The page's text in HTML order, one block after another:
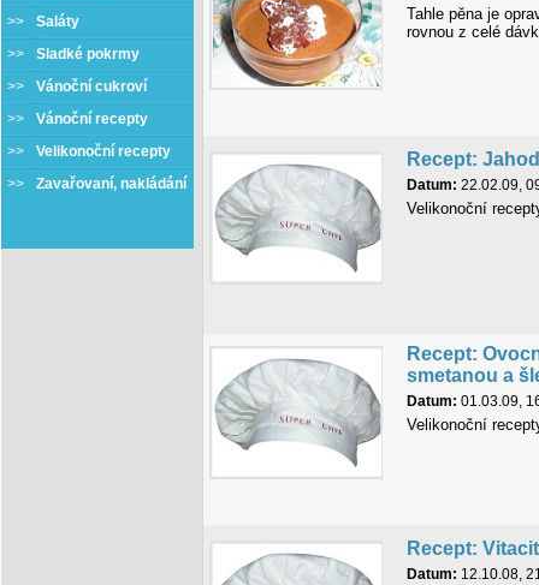
>>
Saláty
>>
Sladké pokrmy
>>
Vánoční cukroví
>>
Vánoční recepty
>>
Velikonoční recepty
>>
Zavařovaní, nakládání
Tahle pěna je
rovnou z celé
Recept:
Datum: 22.02.09,
Velikonoční
Recept:
smetanou a
Datum: 01.03.09,
Velikonoční
Recept:
Datum: 12.10.08,